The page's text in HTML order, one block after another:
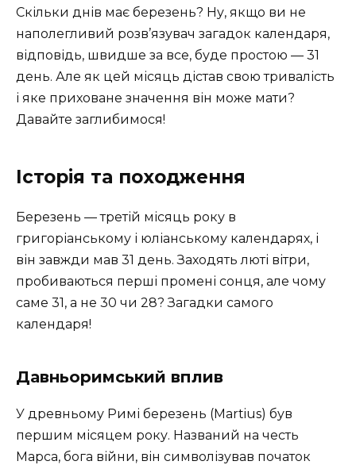
Скільки днів має березень? Ну, якщо ви не
наполегливий розв’язувач загадок календаря,
відповідь, швидше за все, буде простою — 31
день. Але як цей місяць дістав свою тривалість
і яке приховане значення він може мати?
Давайте заглибимося!
Історія та походження
Березень — третій місяць року в
григоріанському і юліанському календарях, і
він завжди мав 31 день. Заходять люті вітри,
пробиваються перші промені сонця, але чому
саме 31, а не 30 чи 28? Загадки самого
календаря!
Давньоримський вплив
У древньому Римі березень (Martius) був
першим місяцем року. Названий на честь
Марса, бога війни, він символізував початок